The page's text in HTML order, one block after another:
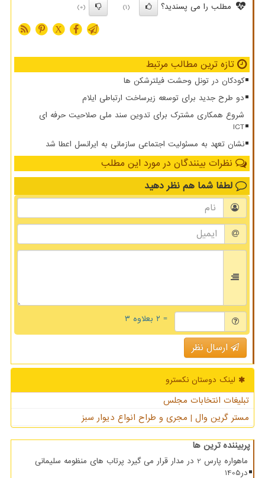
مطلب را می پسندید؟
(1)
(0)
X
تازه ترین مطالب مرتبط
کودکان در تونل وحشت فیلترشکن ها
دو طرح جدید برای توسعه زیرساخت ارتباطی ایلام
شروع همکاری مشترک برای تدوین سند ملی صلاحیت حرفه ای
ICT
نشان تعهد به مسئولیت اجتماعی سازمانی به ایرانسل اعطا شد
نظرات بینندگان در مورد این مطلب
لطفا شما هم نظر دهید
= ۲ بعلاوه ۳
ارسال نظر
لینک دوستان نكسترو
تبلیغات انتخابات مجلس
مستر گرین وال | مجری و طراح انواع دیوار سبز
پربیننده ترین ها
ماهواره پارس 2 در مدار قرار می گیرد پرتاب های منظومه سلیمانی
در1405